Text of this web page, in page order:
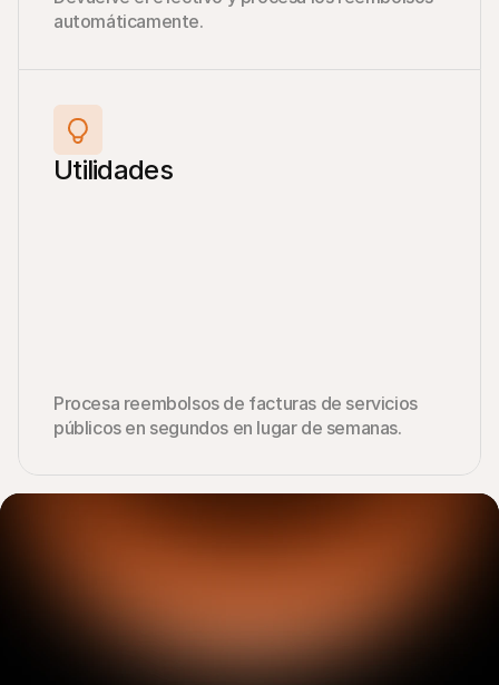
automáticamente.
Utilidades
Procesa reembolsos de facturas de servicios
públicos en segundos en lugar de semanas.